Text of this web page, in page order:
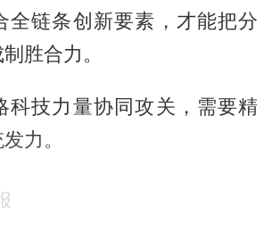
全链条创新要素，才能把分
胜合力。
科技力量协同攻关，需要精
力。
，构建分工协作新格局。国